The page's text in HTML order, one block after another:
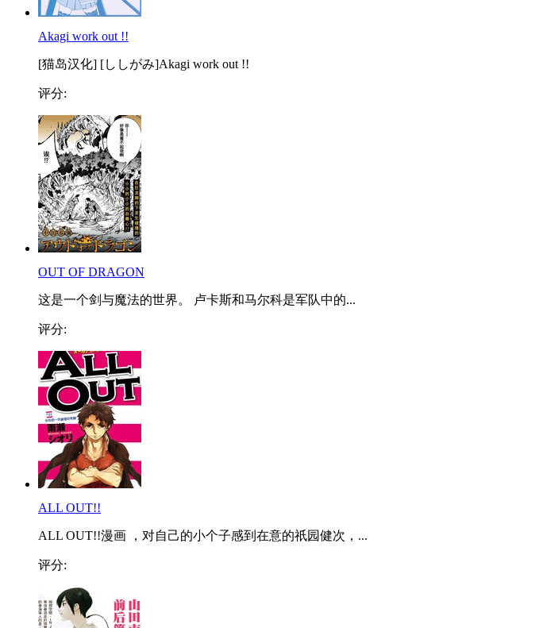
Akagi work out !!
[猫岛汉化] [ししがみ]Akagi work out !!
评分:
OUT OF DRAGON
这是一个剑与魔法的世界。 卢卡斯和马尔科是军队中的...
评分:
ALL OUT!!
ALL OUT!!漫画 ，对自己的小个子感到在意的祇园健次，...
评分: